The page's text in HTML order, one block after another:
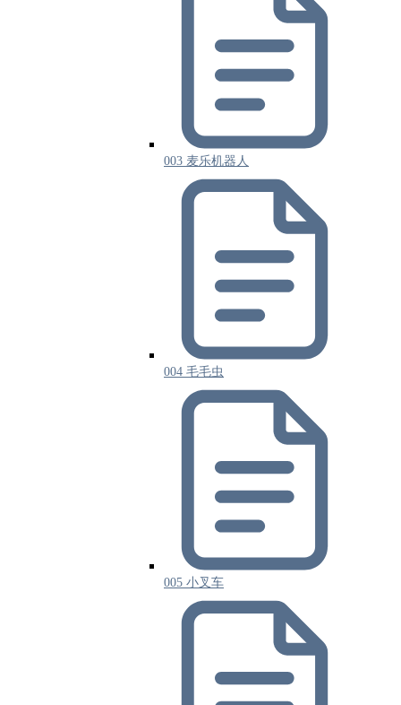
003 麦乐机器人
004 毛毛虫
005 小叉车